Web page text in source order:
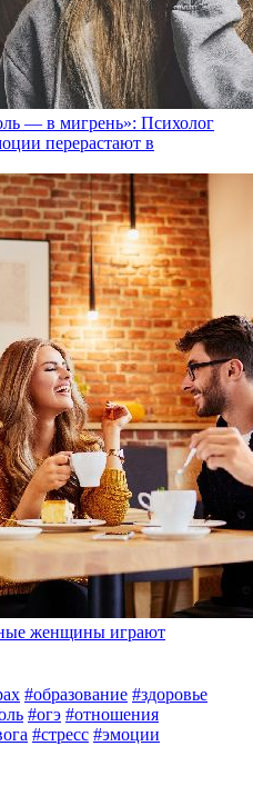
— в мигрень»: Психолог
перерастают в
женщины играют
#образование #здоровье
#огэ #отношения
#стресс #эмоции